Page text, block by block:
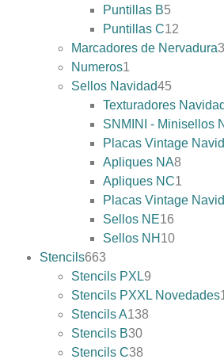
Puntillas B5
Puntillas C12
Marcadores de Nervadura3
Numeros1
Sellos Navidad45
Texturadores Navidad
SNMINI - Minisellos
Placas Vintage
Apliques NA8
Apliques NC1
Placas Vintage
Sellos NE16
Sellos NH 10
Stencils663
Stencils PXL9
Stencils PXXL Novedades
Stencils A138
Stencils B30
Stencils C38